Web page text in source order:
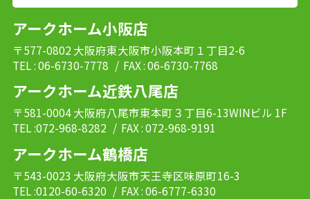
アークホーム小阪店
〒577-0802 大阪府東大阪市小阪本町１丁目2-6
TEL : 06-6730-7778 / FAX : 06-6730-7768
アークホーム近鉄八尾店
〒581-0004 大阪府八尾市東本町３丁目6-13WINビル 1F
TEL :072-968-8282 / FAX : 072-968-9191
アークホーム鶴橋店
〒543-0023 大阪府大阪市天王寺区味原町16-3
TEL :0120-60-6320 / FAX : 06-6777-6330